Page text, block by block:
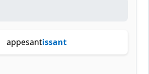
appesantissant